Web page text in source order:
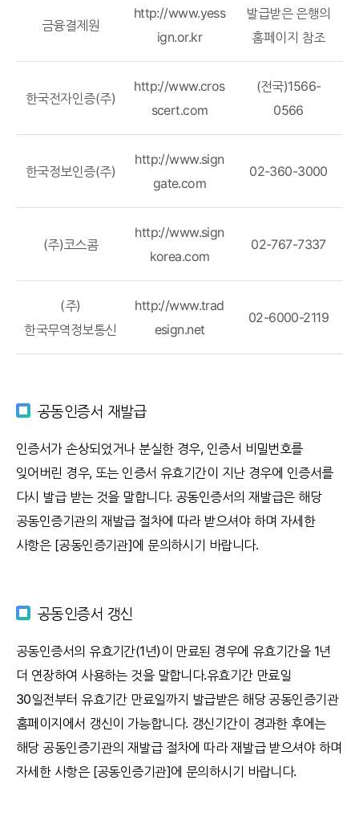
금융결제원
http://www.yess
ign.or.kr
발급받은 은행의
홈페이지 참조
한국전자인증(주)
http://www.cros
scert.com
(전국)1566-
0566
한국정보인증(주)
http://www.sign
gate.com
02-360-3000
(주)코스콤
http://www.sign
korea.com
02-767-7337
(주)
한국무역정보통신
http://www.trad
esign.net
02-6000-2119
공동인증서 재발급
인증서가 손상되었거나 분실한 경우, 인증서 비밀번호를
잊어버린 경우, 또는 인증서 유효기간이 지난 경우에 인증서를
다시 발급 받는 것을 말합니다. 공동인증서의 재발급은 해당
공동인증기관의 재발급 절차에 따라 받으셔야 하며 자세한
사항은 [공동인증기관]에 문의하시기 바랍니다.
공동인증서 갱신
공동인증서의 유효기간(1년)이 만료된 경우에 유효기간을 1년
더 연장하여 사용하는 것을 말합니다.유효기간 만료일
30일전부터 유효기간 만료일까지 발급받은 해당 공동인증기관
홈페이지에서 갱신이 가능합니다. 갱신기간이 경과한 후에는
해당 공동인증기관의 재발급 절차에 따라 재발급 받으셔야 하며
자세한 사항은 [공동인증기관]에 문의하시기 바랍니다.